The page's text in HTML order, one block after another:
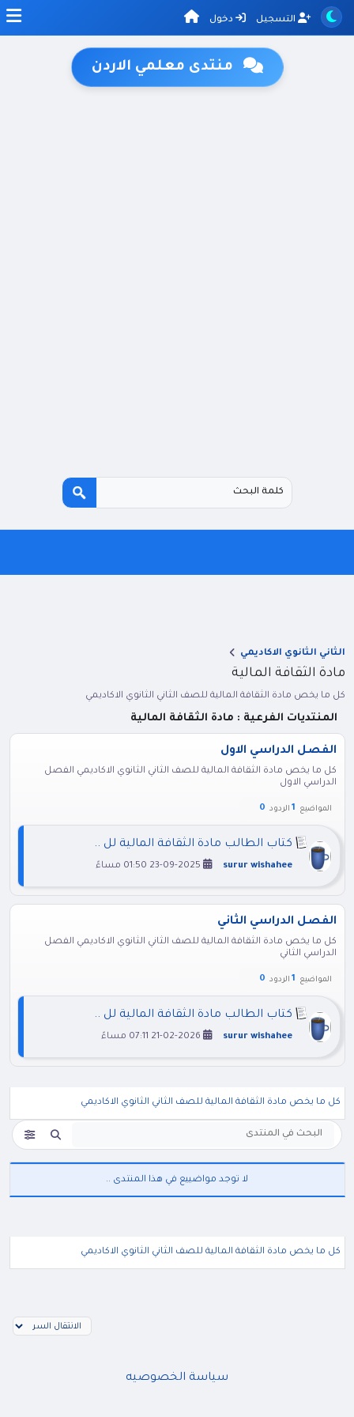
التسجيل دخول
منتدى معلمي الاردن
الثاني الثانوي الاكاديمي
مادة الثقافة المالية
كل ما يخص مادة الثقافة المالية للصف الثاني الثانوي الاكاديمي
المنتديات الفرعية : مادة الثقافة المالية
الفصل الدراسي الاول
كل ما يخص مادة الثقافة المالية للصف الثاني الثانوي الاكاديمي الفصل
الدراسي الاول
المواضيع 1 الردود 0
كتاب الطالب مادة الثقافة المالية لل ..
surur wishahee 23-09-2025 01:50 مساءً
الفصل الدراسي الثاني
كل ما يخص مادة الثقافة المالية للصف الثاني الثانوي الاكاديمي الفصل
الدراسي الثاني
المواضيع 1 الردود 0
كتاب الطالب مادة الثقافة المالية لل ..
surur wishahee 21-02-2026 07:11 مساءً
كل ما يخص مادة الثقافة المالية للصف الثاني الثانوي الاكاديمي
لا توجد مواضييع في هذا المنتدى ..
كل ما يخص مادة الثقافة المالية للصف الثاني الثانوي الاكاديمي
سياسة الخصوصيه